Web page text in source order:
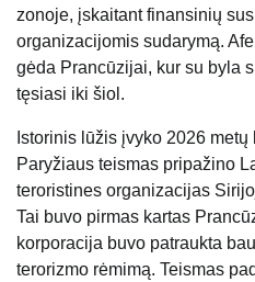
zonoje, įskaitant finansinių
organizacijomis sudarymą.
gėda Prancūzijai, kur su byla
tęsiasi iki šiol.
Istorinis lūžis įvyko 2026
Paryžiaus teismas pripažino
teroristines organizacijas
Tai buvo pirmas kartas
korporacija buvo patraukta
terorizmo rėmimą. Teismas